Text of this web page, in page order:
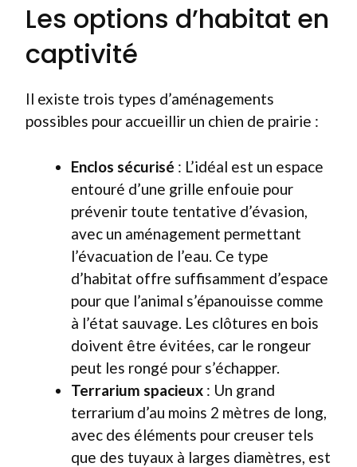
Les options d’habitat en
captivité
Il existe trois types d’aménagements
possibles pour accueillir un chien de prairie :
Enclos sécurisé : L’idéal est un espace
entouré d’une grille enfouie pour
prévenir toute tentative d’évasion,
avec un aménagement permettant
l’évacuation de l’eau. Ce type
d’habitat offre suffisamment d’espace
pour que l’animal s’épanouisse comme
à l’état sauvage. Les clôtures en bois
doivent être évitées, car le rongeur
peut les rongé pour s’échapper.
Terrarium spacieux : Un grand
terrarium d’au moins 2 mètres de long,
avec des éléments pour creuser tels
que des tuyaux à larges diamètres, est